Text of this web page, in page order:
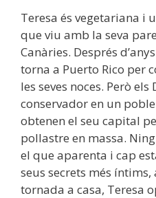
Teresa és vegetariana i
que viu amb la seva
Canàries. Després
torna a Puerto Rico per
les seves noces. Però
conservador en un
obtenen el seu capital
pollastre en massa.
el que aparenta i cap
seus secrets més
tornada a casa, Teresa